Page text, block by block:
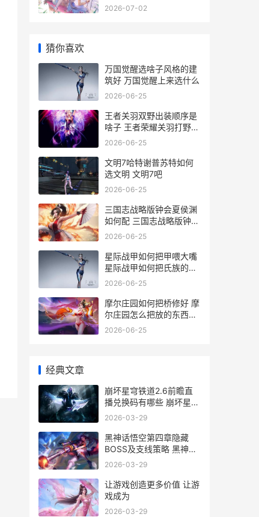
2026-07-02
猜你喜欢
万国觉醒选啥子风格的建
筑好 万国觉醒上来选什么
2026-06-25
王者关羽双野出装顺序是
啥子 王者荣耀关羽打野最
强出装
2026-06-25
文明7哈特谢普苏特如何
选文明 文明7吧
2026-06-25
三国志战略版钟会夏侯渊
如何配 三国志战略版钟会
t0阵容
2026-06-25
星际战甲如何把甲喂大嘴
星际战甲如何把氏族的人
提升职位
2026-06-25
摩尔庄园如何把桥修好 摩
尔庄园怎么把放的东西收
起来
2026-06-25
经典文章
崩坏星穹铁道2.6前瞻直
播兑换码有哪些 崩坏星穹
铁道2.6版本主线剧情合
2026-03-29
黑神话悟空第四章隐藏
BOSS及支线策略 黑神话
悟空第四章盘丝洞地图
2026-03-29
让游戏创造更多价值 让游
戏成为
2026-03-29